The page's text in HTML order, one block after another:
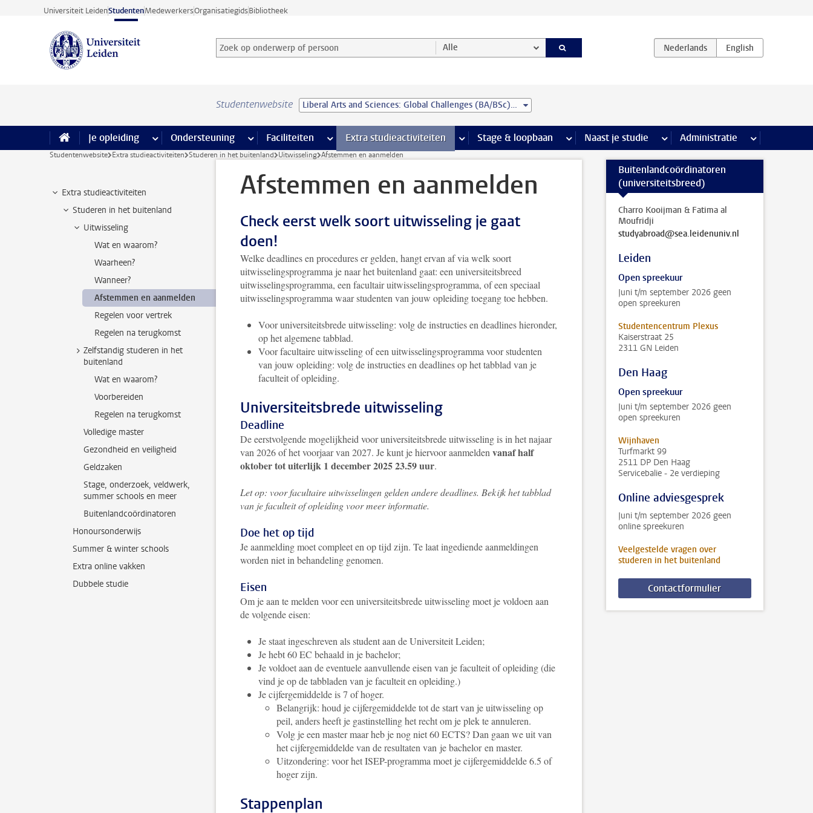
Ga direct naar de inhoud
Universiteit LeidenStudentenMedewerkersOrganisatiegidsBibliotheek
Zoek op onderwerp of persoon en selecteer categorie
Zoekterm Alle
Studentenwebsite Liberal Arts and Sciences: Global Challenges (BA/BSc) - Leiden University College
Je opleiding meer Je opleiding pagina’s
Ondersteuning meer Ondersteuning pagina’s
Faciliteiten meer Faciliteiten pagina’s
Extra studieactiviteiten meer Extra studieactiviteiten pagina’s
Stage & loopbaan meer Stage & loopbaan pagina’s
Naast je studie meer Naast je studie pagina’s
Administratie meer
Studentenwebsite Extra studieactiviteiten Studeren in het buitenland Uitwisseling Afstemmen en aanmelden
Extra studieactiviteiten
Studeren in het buitenland
Uitwisseling
Wat en waarom?
Waarheen?
Wanneer?
Afstemmen en aanmelden
Regelen voor vertrek
Regelen na terugkomst
Zelfstandig studeren in het
buitenland
Wat en waarom?
Voorbereiden
Regelen na terugkomst
Volledige master
Gezondheid en veiligheid
Geldzaken
Stage, onderzoek, veldwerk,
summer schools en meer
Buitenlandcoördinatoren
Honoursonderwijs
Summer & winter schools
Extra online vakken
Dubbele studie
Afstemmen en aanmelden
Check eerst welk soort uitwisseling je gaat
doen!
Welke deadlines en procedures er gelden, hangt ervan af via welk soort
uitwisselingsprogramma je naar het buitenland gaat: een universiteitsbreed
uitwisselingsprogramma, een facultair uitwisselingsprogramma, of een speciaal
uitwisselingsprogramma waar studenten van jouw opleiding toegang toe hebben.
Voor universiteitsbrede uitwisseling: volg de instructies en deadlines hieronder,
op het algemene tabblad.
Voor facultaire uitwisseling of een uitwisselingsprogramma voor studenten
van jouw opleiding: volg de instructies en deadlines op het tabblad van je
faculteit of opleiding.
Universiteitsbrede uitwisseling
Deadline
De eerstvolgende mogelijkheid voor universiteitsbrede uitwisseling is in het najaar
van 2026 of het voorjaar van 2027. Je kunt je hiervoor aanmelden vanaf half
oktober tot uiterlijk 1 december 2025 23.59 uur.
Let op: voor facultaire uitwisselingen gelden andere deadlines. Bekijk het tabblad
van je faculteit of opleiding voor meer informatie.
Doe het op tijd
Je aanmelding moet compleet en op tijd zijn. Te laat ingediende aanmeldingen
worden niet in behandeling genomen.
Eisen
Om je aan te melden voor een universiteitsbrede uitwisseling moet je voldoen aan
de volgende eisen:
Je staat ingeschreven als student aan de Universiteit Leiden;
Je hebt 60 EC behaald in je bachelor;
Je voldoet aan de eventuele aanvullende eisen van je faculteit of opleiding (die
vind je op de tabbladen van je faculteit en opleiding.)
Je cijfergemiddelde is 7 of hoger.
Belangrijk: houd je cijfergemiddelde tot de start van je uitwisseling op
peil, anders heeft je gastinstelling het recht om je plek te annuleren.
Volg je een master maar heb je nog niet 60 ECTS? Dan gaan we uit van
het cijfergemiddelde van de resultaten van je bachelor en master.
Uitzondering: voor het ISEP-programma moet je cijfergemiddelde 6.5 of
hoger zijn.
Stappenplan
Buitenlandcoördinatoren
(universiteitsbreed)
Charro Kooijman & Fatima al
Moufridji
studyabroad@sea.leidenuniv.nl
Leiden
Open spreekuur
Juni t/m september 2026 geen
open spreekuren
Studentencentrum Plexus
Kaiserstraat 25
2311 GN Leiden
Den Haag
Open spreekuur
Juni t/m september 2026 geen
open spreekuren
Wijnhaven
Turfmarkt 99
2511 DP Den Haag
Servicebalie - 2e verdieping
Online adviesgesprek
Juni t/m september 2026 geen
online spreekuren
Veelgestelde vragen over
studeren in het buitenland
Contactformulier